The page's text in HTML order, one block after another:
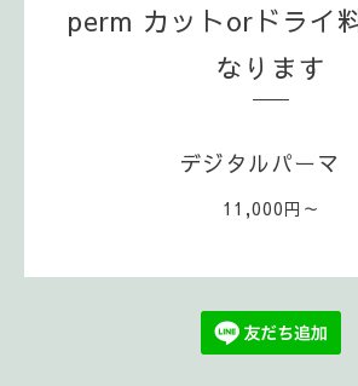
perm カットorドライ
なります
デジタルパーマ
11,000円～